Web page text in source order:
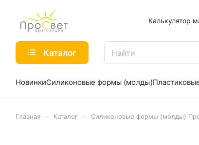
Калькулятор
Каталог
НовинкиСиликоновые формы (молды)
Главная Каталог Силиконовые формы (молды)